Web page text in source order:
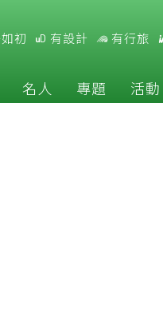
初 有設計 有行旅
名人 專題 活動